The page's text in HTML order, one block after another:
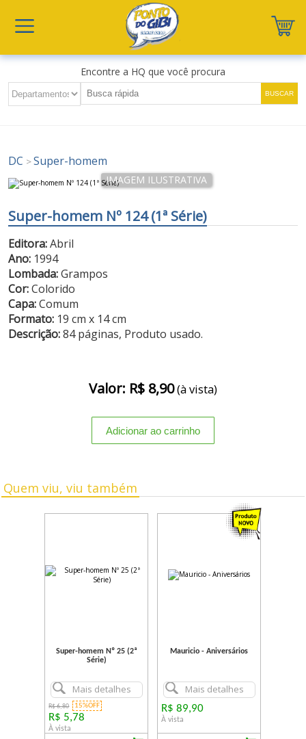
Encontre a HQ que você procura
DC >Super-homem
Super-homem Nº 124 (1ª Série)
Editora:Abril
Ano: 1994
Lombada:Grampos
Cor:Colorido
Capa:Comum
Formato: 19 cm x 14 cm
Descrição:84 páginas, Produto usado.
Valor: R$ 8,90(à vista)
Quem viu, viu também
Super-homem Nº 25 (2ª
Série)
Mais detalhes
R$ 6,80 15%OFF
R$ 5,78
À vista
Mauricio - Aniversários
Mais detalhes
R$ 89,90
À vista